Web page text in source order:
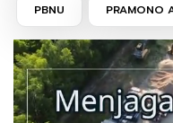
PBNU PRAMONO